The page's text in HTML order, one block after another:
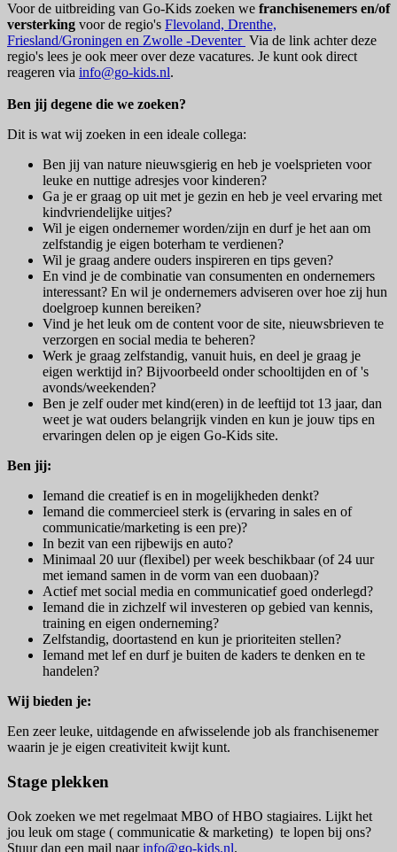
Voor de uitbreiding van Go-Kids zoeken we franchisenemers en/of
versterking voor de regio's Flevoland, Drenthe,
Friesland/Groningen en Zwolle -Deventer Via de link achter deze
regio's lees je ook meer over deze vacatures. Je kunt ook direct
reageren via info@go-kids.nl.
Ben jij degene die we zoeken?
Dit is wat wij zoeken in een ideale collega:
Ben jij van nature nieuwsgierig en heb je voelsprieten voor
leuke en nuttige adresjes voor kinderen?
Ga je er graag op uit met je gezin en heb je veel ervaring met
kindvriendelijke uitjes?
Wil je eigen ondernemer worden/zijn en durf je het aan om
zelfstandig je eigen boterham te verdienen?
Wil je graag andere ouders inspireren en tips geven?
En vind je de combinatie van consumenten en ondernemers
interessant? En wil je ondernemers adviseren over hoe zij hun
doelgroep kunnen bereiken?
Vind je het leuk om de content voor de site, nieuwsbrieven te
verzorgen en social media te beheren?
Werk je graag zelfstandig, vanuit huis, en deel je graag je
eigen werktijd in? Bijvoorbeeld onder schooltijden en of 's
avonds/weekenden?
Ben je zelf ouder met kind(eren) in de leeftijd tot 13 jaar, dan
weet je wat ouders belangrijk vinden en kun je jouw tips en
ervaringen delen op je eigen Go-Kids site.
Ben jij:
Iemand die creatief is en in mogelijkheden denkt?
Iemand die commercieel sterk is (ervaring in sales en of
communicatie/marketing is een pre)?
In bezit van een rijbewijs en auto?
Minimaal 20 uur (flexibel) per week beschikbaar (of 24 uur
met iemand samen in de vorm van een duobaan)?
Actief met social media en communicatief goed onderlegd?
Iemand die in zichzelf wil investeren op gebied van kennis,
training en eigen onderneming?
Zelfstandig, doortastend en kun je prioriteiten stellen?
Iemand met lef en durf je buiten de kaders te denken en te
handelen?
Wij bieden je:
Een zeer leuke, uitdagende en afwisselende job als franchisenemer
waarin je je eigen creativiteit kwijt kunt.
Stage plekken
Ook zoeken we met regelmaat MBO of HBO stagiaires. Lijkt het
jou leuk om stage ( communicatie & marketing) te lopen bij ons?
Stuur dan een mail naarinfo@go-kids.nl.